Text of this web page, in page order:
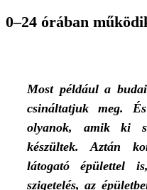
0–24 órában
Most például a
csináltatjuk meg.
olyanok, amik ki
készültek. Aztán
látogató épülettel
szigetelés, az